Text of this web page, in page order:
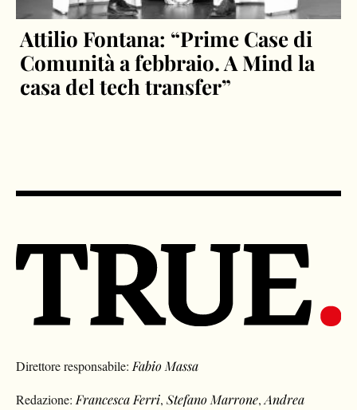
Attilio Fontana: “Prime Case di
Comunità a febbraio. A Mind la
casa del tech transfer”
Direttore responsabile: Fabio Massa
Redazione: Francesca Ferri Stefano Marrone Andrea